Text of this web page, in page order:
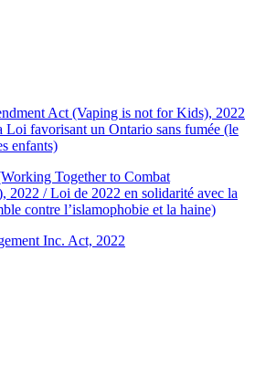
Act (Vaping is not for Kids), 2022
favorisant un Ontario sans fumée (le
enfants)
Together to Combat
2022 / Loi de 2022 en solidarité avec la
contre l’islamophobie et la haine)
Inc. Act, 2022